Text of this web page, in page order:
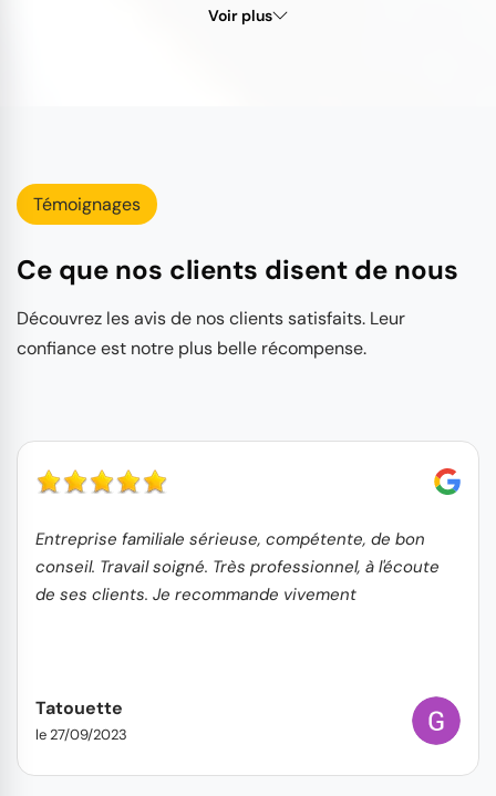
Voir plus
Témoignages
Ce que nos clients disent de nous
Découvrez les avis de nos clients satisfaits. Leur
confiance est notre plus belle récompense.
Entreprise familiale sérieuse, compétente, de bon
conseil. Travail soigné. Très professionnel, à l'écoute
de ses clients. Je recommande vivement
Tatouette
le 27/09/2023